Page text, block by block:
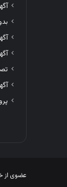
عضوی از